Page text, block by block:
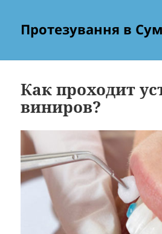
Протезування в
Как проходит
виниров?